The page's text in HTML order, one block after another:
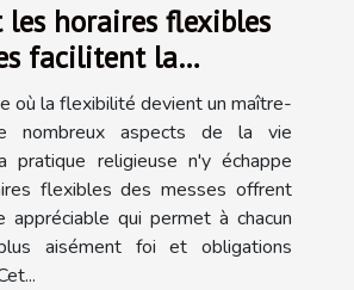
les horaires flexibles
facilitent la
où la flexibilité devient un maître-
nombreux aspects de la vie
pratique religieuse n'y échappe
flexibles des messes offrent
appréciable qui permet à chacun
aisément foi et obligations